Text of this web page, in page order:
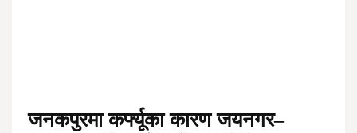
जनकपुरमा कर्फ्यूका कारण जयनगर–